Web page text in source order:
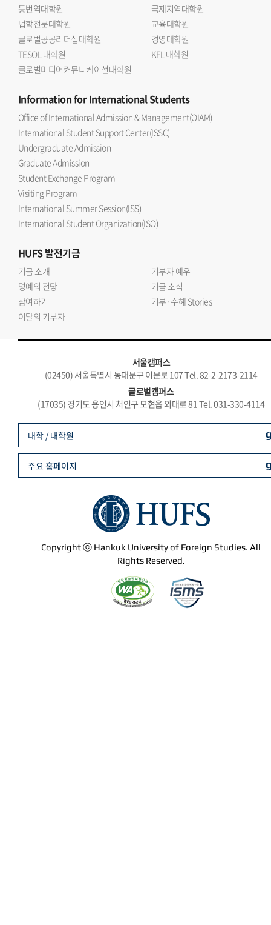
통번역대학원
국제지역대학원
법학전문대학원
교육대학원
글로벌공공리더십대학원
경영대학원
TESOL 대학원
KFL 대학원
글로벌미디어커뮤니케이션대학원
Informationfor International Students
Office of International Admission & Management(OIAM)
International Student Support Center(ISSC)
Undergraduate Admission
Graduate Admission
Student Exchange Program
Visiting Program
International Summer Session(ISS)
International Student Organization(ISO)
HUFS발전기금
기금 소개
기부자 예우
명예의 전당
기금 소식
참여하기
기부·수혜 Stories
이달의 기부자
서울캠퍼스
(02450) 서울특별시 동대문구 이문로 107 Tel. 82-2-2173-2114
글로벌캠퍼스
(17035) 경기도 용인시 처인구 모현읍 외대로 81 Tel. 031-330-4114
Copyright ⓒ Hankuk University of Foreign Studies. All
Rights Reserved.
대학 / 대학원
주요 홈페이지